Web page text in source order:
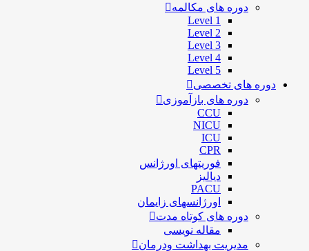
دوره های مکالمه
Level 1
Level 2
Level 3
Level 4
Level 5
دوره های تخصصی
دوره های بازآموزی
CCU
NICU
ICU
CPR
فوریتهای اورژانس
دیالیز
PACU
اورژانسهای زایمان
دوره های کوتاه مدت
مقاله نویسی
مدیریت بهداشت ودرمان